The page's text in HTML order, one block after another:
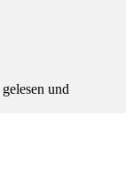
gelesen und